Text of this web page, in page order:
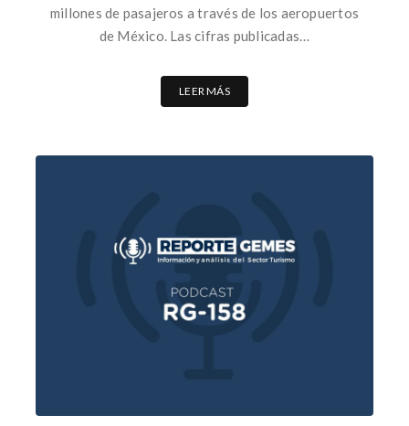
millones de pasajeros a través de los aeropuertos
de México. Las cifras publicadas…
LEER MÁS